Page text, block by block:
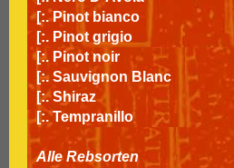
[:. Pinot bianco
[:. Pinot grigio
[:. Pinot noir
[:. Sauvignon Blanc
[:. Shiraz
[:. Tempranillo
Alle Rebsorten